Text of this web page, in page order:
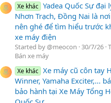
Xe khác Yadea Quốc Sự đại
Nhơn Trạch, Đồng Nai là
nên ghé để tìm hiểu trước
xe máy điện
Started by @meocon 30/7/26
Bán xe máy
Xe khác Xe máy cũ côn tay
Winner, Yamaha Exciter,...
bảo hành tại Xe Máy Tổng